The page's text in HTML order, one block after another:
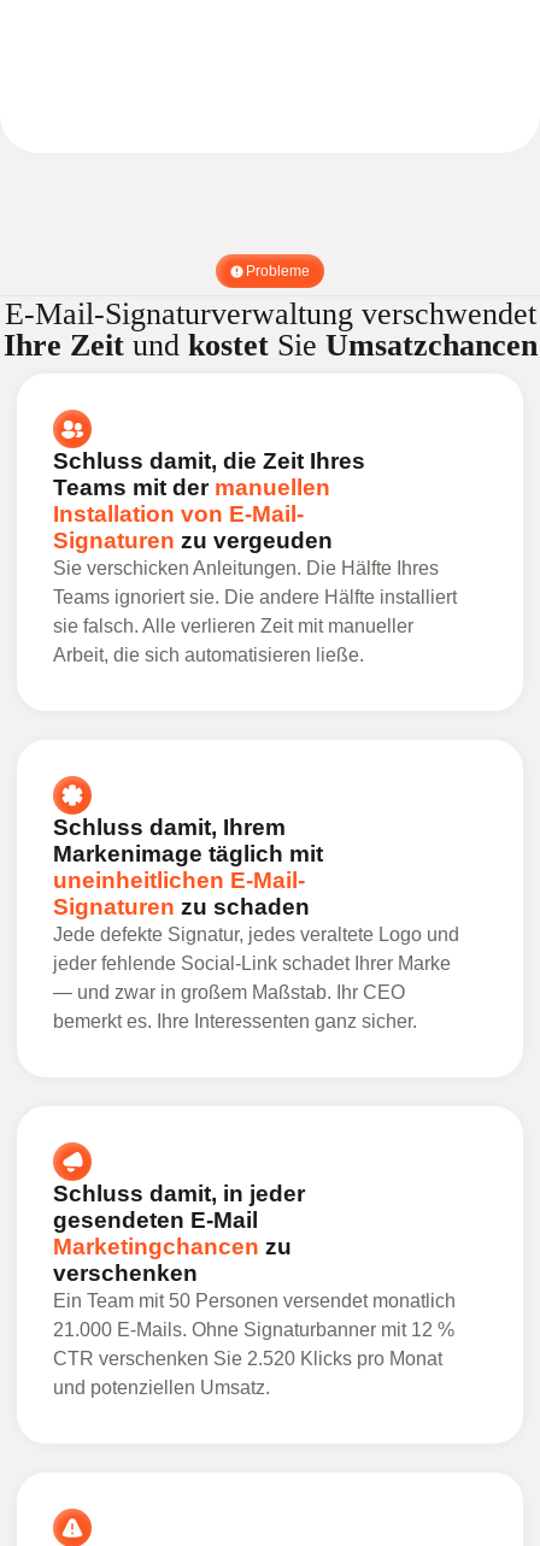
Probleme
E-Mail-Signaturverwaltung verschwendet
Ihre Zeitund kostetSie Umsatzchancen
Schluss damit, die Zeit Ihres
Teams mit der manuellen
Installation von E-Mail-
Signaturen zu vergeuden
Sie verschicken Anleitungen. Die Hälfte Ihres
Teams ignoriert sie. Die andere Hälfte installiert
sie falsch. Alle verlieren Zeit mit manueller
Arbeit, die sich automatisieren ließe.
Schluss damit, Ihrem
Markenimage täglich mit
uneinheitlichen E-Mail-
Signaturen zu schaden
Jede defekte Signatur, jedes veraltete Logo und
jeder fehlende Social-Link schadet Ihrer Marke
— und zwar in großem Maßstab. Ihr CEO
bemerkt es. Ihre Interessenten ganz sicher.
Schluss damit, in jeder
gesendeten E-Mail
Marketingchancen zu
verschenken
Ein Team mit 50 Personen versendet monatlich
21.000 E-Mails. Ohne Signaturbanner mit 12 %
CTR verschenken Sie 2.520 Klicks pro Monat
und potenziellen Umsatz.